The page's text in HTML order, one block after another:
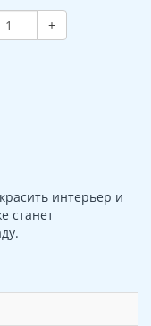
+
интерьер и
станет